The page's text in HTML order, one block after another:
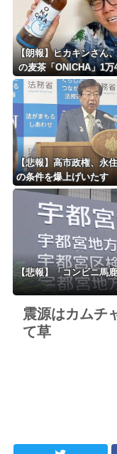
【朗報】ヒカキンさん
の麦茶「ONICHA」1万
熊本県に発送ｗｗｗ
【悲報】高市政権、永
の条件を爆上げいたす
ん「もう日本ええわ
【悲報】「コンビニ馬
震源はカムチ
て草